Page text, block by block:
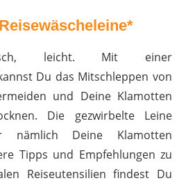
leicht. Mit einer
Du das Mitschleppen von
und Deine Klamotten
Die gezwirbelte Leine
nämlich Deine Klamotten
Tipps und Empfehlungen zu
Reiseutensilien findest Du